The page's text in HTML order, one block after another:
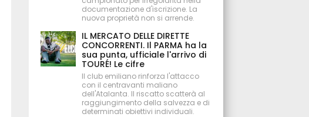
documentazione d'iscrizione. La
nuova proprietà non si arrende.
IL MERCATO DELLE DIRETTE
CONCORRENTI. Il PARMA ha la
sua punta, ufficiale l'arrivo di
TOURÉ! Le cifre
Il club emiliano rinforza l'attacco
con il centravanti maliano
dell'Atalanta. Il riscatto scatterà al
raggiungimento della salvezza e di
determinati obiettivi individuali.